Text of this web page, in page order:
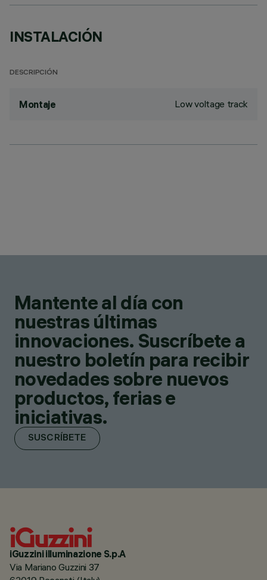
INSTALACIÓN
DESCRIPCIÓN
Montaje Low voltage track
Mantente al día con
nuestras últimas
innovaciones. Suscríbete a
nuestro boletín para recibir
novedades sobre nuevos
productos, ferias e
iniciativas.
SUSCRÍBETE
iGuzzini illuminazione S.p.A
Via Mariano Guzzini 37